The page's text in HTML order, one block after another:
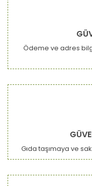
Ödeme ve adres
Gıda taşımaya ve